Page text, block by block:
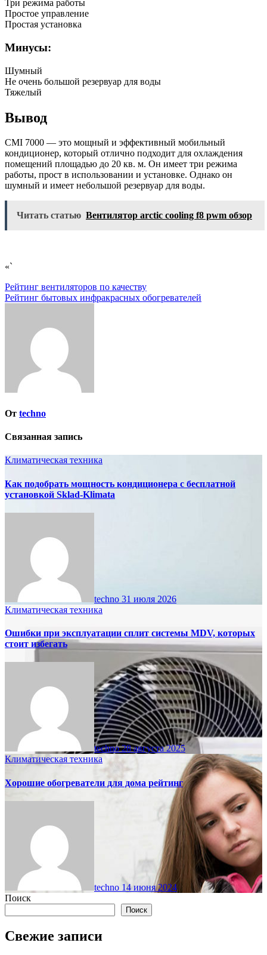
Три режима работы
Простое управление
Простая установка
Минусы:
Шумный
Не очень большой резервуар для воды
Тяжелый
Вывод
CMI 7000 — это мощный и эффективный мобильный
кондиционер, который отлично подходит для охлаждения
помещений площадью до 20 кв. м. Он имеет три режима
работы, прост в использовании и установке. Однако он
шумный и имеет небольшой резервуар для воды.
Читать статью Вентилятор arctic cooling f8 pwm обзор
«`
Навигация
по
Рейтинг вентиляторов по качеству
Рейтинг бытовых инфракрасных обогревателей
От techno
Связанная запись
Климатическая техника
Как подобрать мощность кондиционера с бесплатной
установкой Sklad-Klimata
techno 31 июля 2026
Климатическая техника
Ошибки при эксплуатации сплит системы MDV, которых
стоит избегать
techno28 августа 2025
Климатическая техника
Хорошие обогреватели для дома рейтинг
techno 14 июня 2024
Поиск
Поиск
Свежие записи